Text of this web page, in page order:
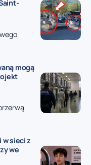
mogą
w sieci z
we